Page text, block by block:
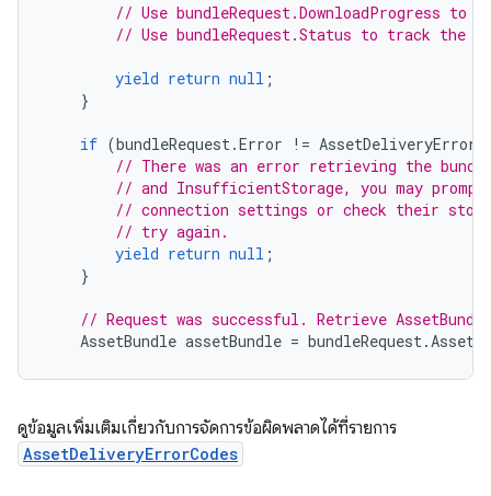
// Use bundleRequest.DownloadProgress to
// Use bundleRequest.Status to track the
yield return null ;
}
if (bundleRequest .Error !=
// There was an error retrieving the
// and InsufficientStorage, you may
// connection settings or check their
// try again.
yield return null ;
}
// Request was successful. Retrieve
AssetBundle assetBundle = bundleRequest .
ดูข้อมูลเพิ่มเติมเกี่ยวกับการจัดการข้อผิดพลาดได้ที่รายการ
AssetDeliveryErrorCodes